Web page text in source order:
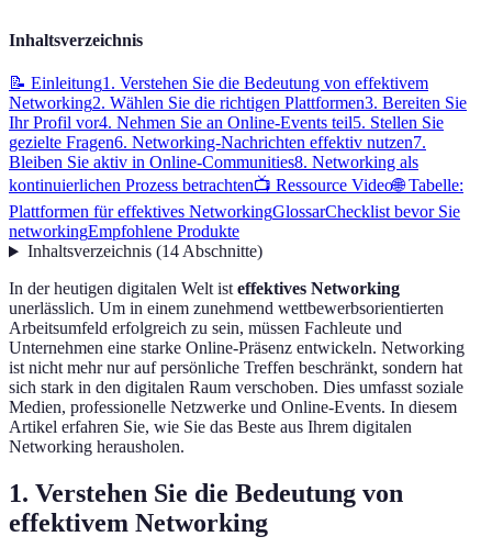
Inhaltsverzeichnis
📝 Einleitung1. Verstehen Sie die Bedeutung von effektivem
Networking2. Wählen Sie die richtigen Plattformen3. Bereiten Sie
Ihr Profil vor4. Nehmen Sie an Online-Events teil5. Stellen Sie
gezielte Fragen6. Networking-Nachrichten effektiv nutzen7.
Bleiben Sie aktiv in Online-Communities8. Networking als
kontinuierlichen Prozess betrachten📺 Ressource Video🌐 Tabelle:
Plattformen für effektives NetworkingGlossarChecklist bevor Sie
networkingEmpfohlene Produkte
Inhaltsverzeichnis(14Abschnitte)
In der heutigen digitalen Welt isteffektives Networking
unerlässlich. Um in einem zunehmend wettbewerbsorientierten
Arbeitsumfeld erfolgreich zu sein, müssen Fachleute und
Unternehmen eine starke Online-Präsenz entwickeln. Networking
ist nicht mehr nur auf persönliche Treffen beschränkt, sondern hat
sich stark in den digitalen Raum verschoben. Dies umfasst soziale
Medien, professionelle Netzwerke und Online-Events. In diesem
Artikel erfahren Sie, wie Sie das Beste aus Ihrem digitalen
Networking herausholen.
1. Verstehen Sie die Bedeutung von
effektivem Networking